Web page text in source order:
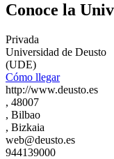
Conoce la
Privada
Universidad de Deusto
(UDE)
Cómo llegar
http://www.deusto.es
, 48007
, Bilbao
, Bizkaia
web@deusto.es
944139000